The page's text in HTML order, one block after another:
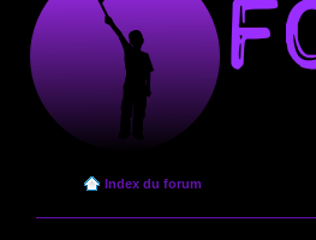
Index du forum